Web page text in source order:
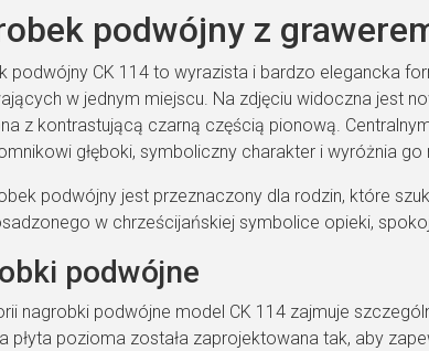
podwójny z
podwójny CK 114 to wyrazista i bardzo elegancka
w jednym miejscu. Na zdjęciu widoczna jest
z kontrastującą czarną częścią pionową.
głęboki, symboliczny charakter i wyróżnia
podwójny jest przeznaczony dla rodzin, które
w chrześcijańskiej symbolice opieki,
podwójne
nagrobki podwójne model CK 114 zajmuje
płyta pozioma została zaprojektowana tak, aby